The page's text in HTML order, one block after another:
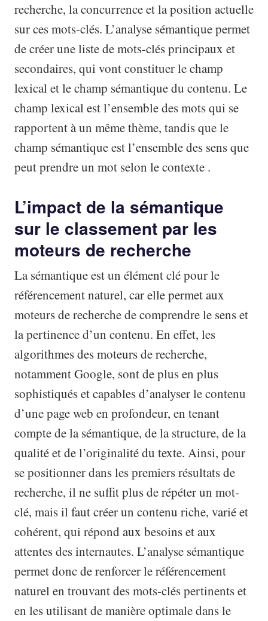
recherche, la concurrence et la position actuelle
sur ces mots-clés. L’analyse sémantique permet
de créer une liste de mots-clés principaux et
secondaires, qui vont constituer le champ
lexical et le champ sémantique du contenu. Le
champ lexical est l’ensemble des mots qui se
rapportent à un même thème, tandis que le
champ sémantique est l’ensemble des sens que
peut prendre un mot selon le contexte .
L’impact de la sémantique
sur le classement par les
moteurs de recherche
La sémantique est un élément clé pour le
référencement naturel, car elle permet aux
moteurs de recherche de comprendre le sens et
la pertinence d’un contenu. En effet, les
algorithmes des moteurs de recherche,
notamment Google, sont de plus en plus
sophistiqués et capables d’analyser le contenu
d’une page web en profondeur, en tenant
compte de la sémantique, de la structure, de la
qualité et de l’originalité du texte. Ainsi, pour
se positionner dans les premiers résultats de
recherche, il ne suffit plus de répéter un mot-
clé, mais il faut créer un contenu riche, varié et
cohérent, qui répond aux besoins et aux
attentes des internautes. L’analyse sémantique
permet donc de renforcer le référencement
naturel en trouvant des mots-clés pertinents et
en les utilisant de manière optimale dans le